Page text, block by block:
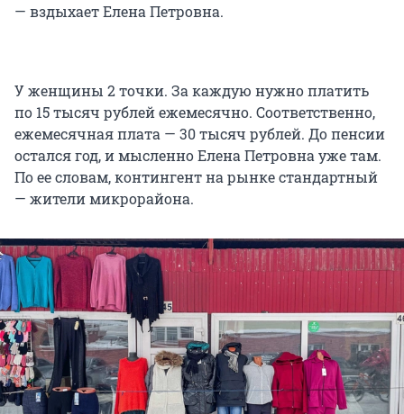
— вздыхает Елена Петровна.
У женщины 2 точки. За каждую нужно платить
по 15 тысяч рублей ежемесячно. Соответственно,
ежемесячная плата — 30 тысяч рублей. До пенсии
остался год, и мысленно Елена Петровна уже там.
По ее словам, контингент на рынке стандартный
— жители микрорайона.